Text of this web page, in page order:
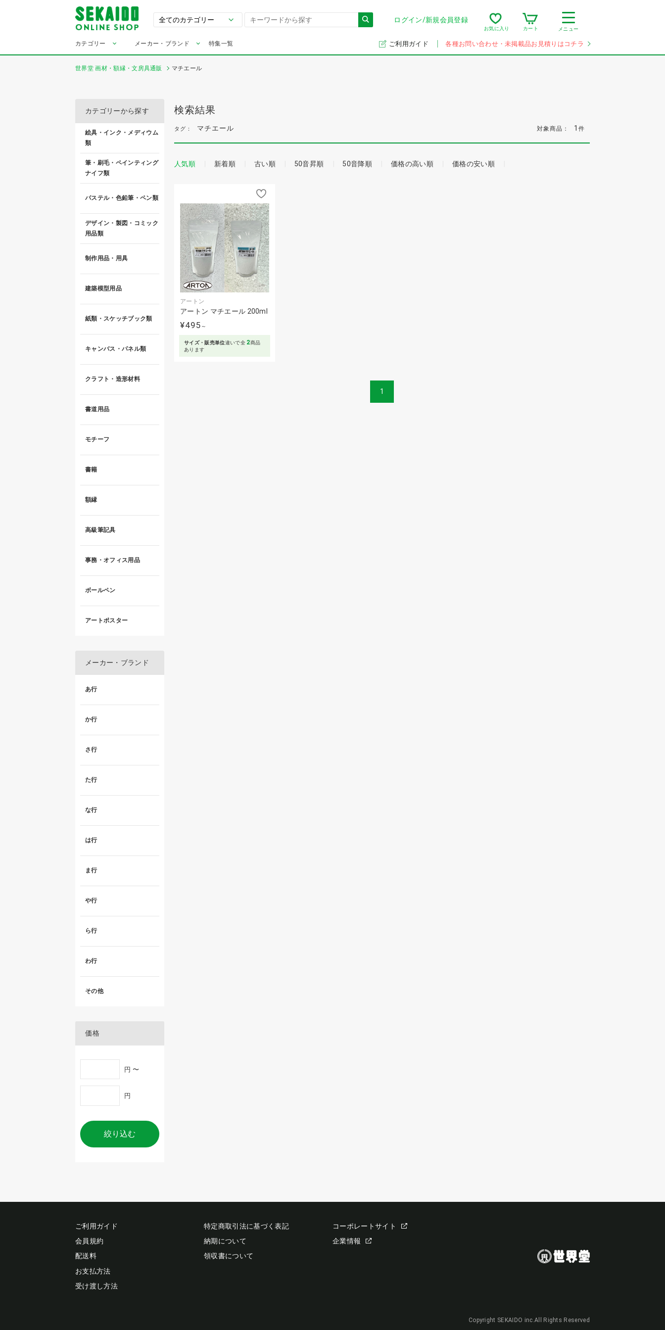
ログイン/新規会員登録
お気に入り カート メニュー
カテゴリー メーカー・ブランド 特集一覧 ご利用ガイド 各種お問い合わせ・未掲載品お見積りはコチラ
世界堂 画材・額縁・文房具通販 マチエール
検索結果
タグ： マチエール 対象商品： 1 件
人気順 新着順 古い順 50音昇順 50音降順 価格の高い順 価格の安い順
アートン
アートン マチエール 200ml
¥495 ～
サイズ・販売単位違いで全 2商品
あります
1
カテゴリーから探す
絵具・インク・メディウム
類
筆・刷毛・ペインティング
ナイフ類
パステル・色鉛筆・ペン類
デザイン・製図・コミック
用品類
制作用品・用具
建築模型用品
紙類・スケッチブック類
キャンバス・パネル類
クラフト・造形材料
書道用品
モチーフ
書籍
額縁
高級筆記具
事務・オフィス用品
ボールペン
アートポスター
メーカー・ブランド
あ行
か行
さ行
た行
な行
は行
ま行
や行
ら行
わ行
その他
価格
円 〜
円
絞り込む
ご利用ガイド
会員規約
配送料
お支払方法
受け渡し方法
特定商取引法に基づく表記
納期について
領収書について
コーポレートサイト
企業情報
Copyright SEKAIDO inc.All Rights Reserved